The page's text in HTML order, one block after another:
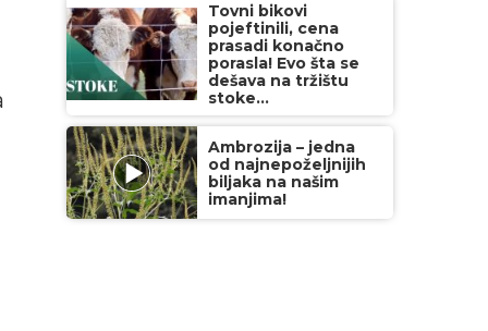
Tovni bikovi
pojeftinili, cena
prasadi konačno
porasla! Evo šta se
dešava na tržištu
stoke...
Ambrozija – jedna
od najnepoželjnijih
biljaka na našim
imanjima!